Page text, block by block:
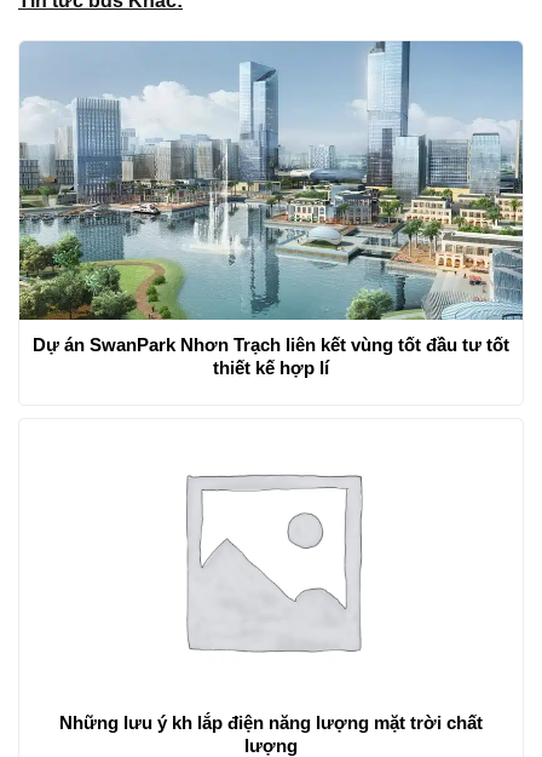
Dự án SwanPark Nhơn Trạch liên kết vùng tốt đầu tư tốt
thiết kế hợp lí
Những lưu ý kh lắp điện năng lượng mặt trời chất
lượng